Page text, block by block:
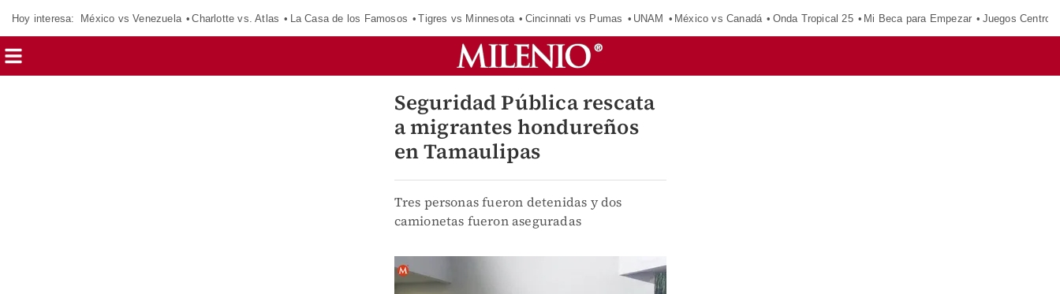
Hoy interesa: México vs Venezuela Charlotte vs. Atlas La Casa de los Famosos Tigres vs Minnesota Cincinnati vs Pumas UNAM México vs Canadá Onda Tropical 25 Mi Beca para Empezar Juegos
Seguridad Pública rescata
a migrantes hondureños
en Tamaulipas
Tres personas fueron detenidas y dos
camionetas fueron aseguradas